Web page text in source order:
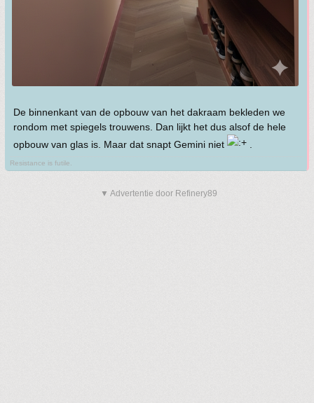
De binnenkant van de opbouw van het dakraam bekleden we
rondom met spiegels trouwens. Dan lijkt het dus alsof de hele
opbouw van glas is. Maar dat snapt Gemini niet
.
Resistance is futile.
▼ Advertentie door Refinery89